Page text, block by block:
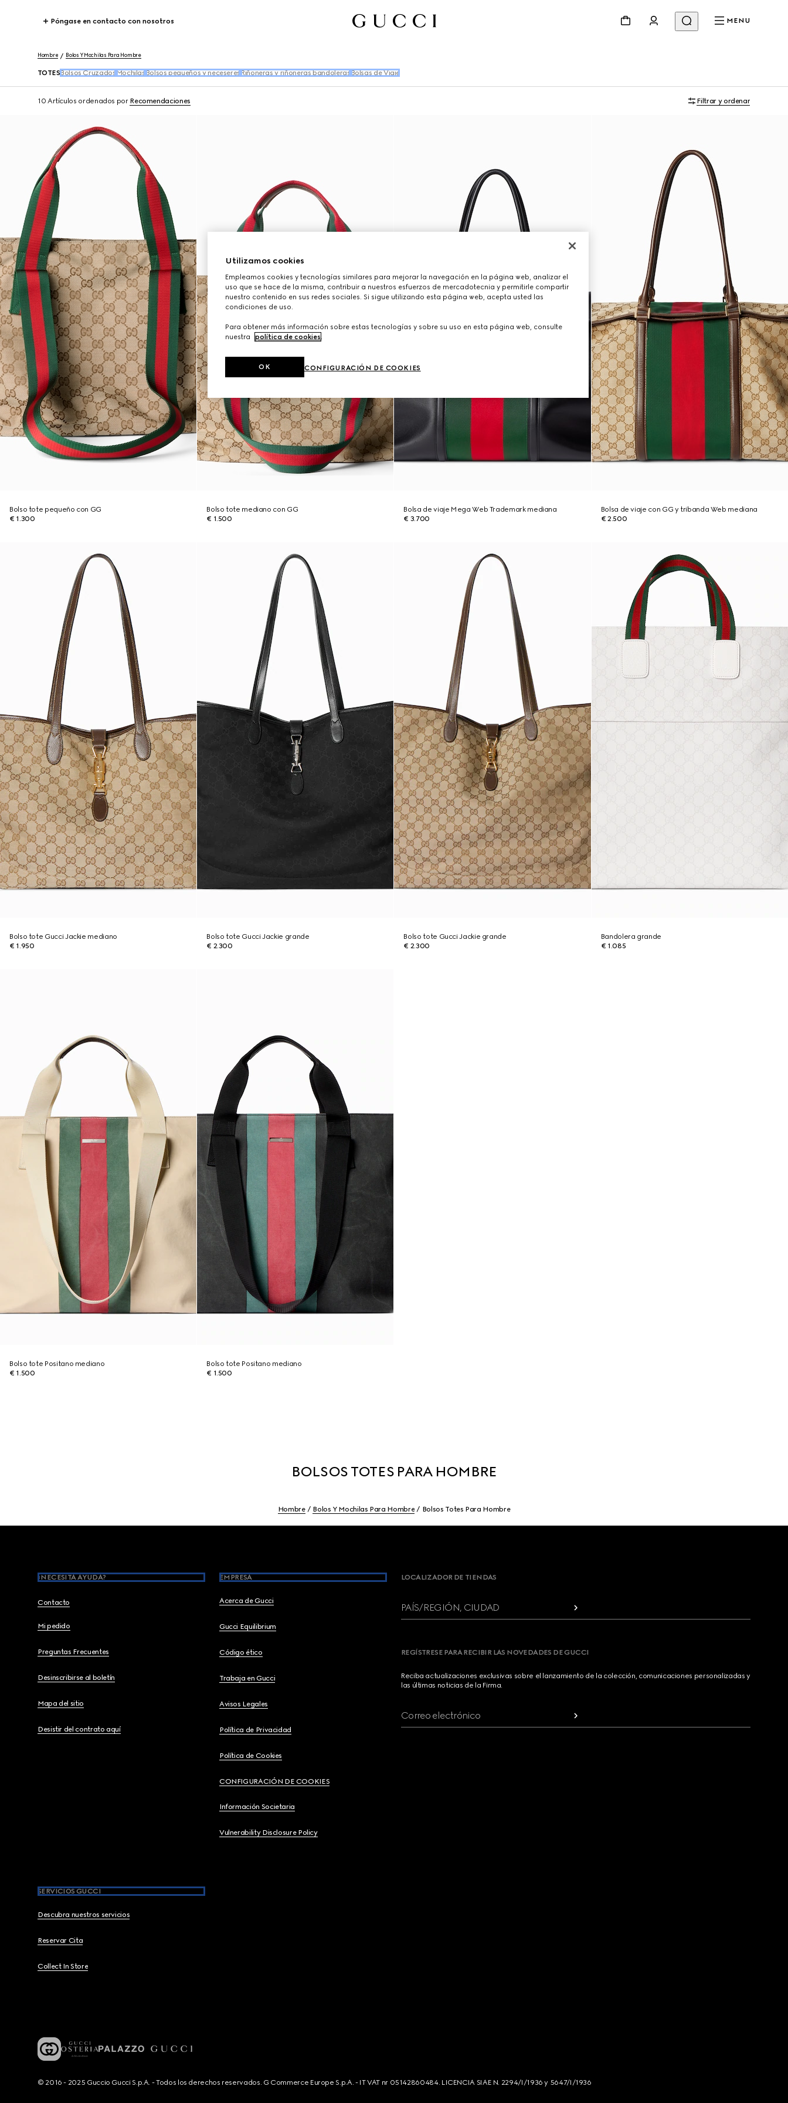
Póngase en contacto con nosotros MENU
Hombre Bolos Y Mochilas Para Hombre
TOTES Bolsos Cruzados Mochilas Bolsos pequeños y neceseres Riñoneras y riñoneras bandoleras Bolsas de Viaje
10 Artículos ordenados por Recomendaciones Filtrar y ordenar
Bolso tote pequeño con GG
€ 1.300
Bolso tote mediano con GG
€ 1.500
Bolsa de viaje Mega Web Trademark mediana
€ 3.700
Bolsa de viaje con GG y tribanda Web mediana
€ 2.500
Bolso tote Gucci Jackie mediano
€ 1.950
Bolso tote Gucci Jackie grande
€ 2.300
Bolso tote Gucci Jackie grande
€ 2.300
Bandolera grande
€ 1.085
Bolso tote Positano mediano
€ 1.500
Bolso tote Positano mediano
€ 1.500
BOLSOS TOTES PARA HOMBRE
Hombre Bolos Y Mochilas Para Hombre Bolsos Totes Para Hombre
¿NECESITA AYUDA?
Contacto
Mi pedido
Preguntas Frecuentes
Desinscribirse al boletín
Mapa del sitio
Desistir del contrato aquí
EMPRESA
Acerca de Gucci
Gucci Equilibrium
Código ético
Trabaja en Gucci
Avisos Legales
Política de Privacidad
Política de Cookies
CONFIGURACIÓN DE COOKIES
Información Societaria
Vulnerability Disclosure Policy
SERVICIOS GUCCI
Descubra nuestros servicios
Reservar Cita
Collect In Store
LOCALIZADOR DE TIENDAS
PAÍS/REGIÓN, CIUDAD
REGÍSTRESE PARA RECIBIR LAS NOVEDADES DE GUCCI
Reciba actualizaciones exclusivas sobre el lanzamiento de la colección, comunicaciones personalizadas y
las últimas noticias de la Firma.
Correo electrónico
© 2016 - 2025 Guccio Gucci S.p.A. - Todos los derechos reservados. G Commerce Europe S.p.A. - IT VAT nr 05142860484. LICENCIA SIAE N. 2294/I/1936 y 5647/I/1936
Utilizamos cookies
Empleamos cookies y tecnologías similares para mejorar la navegación en la página web, analizar el
uso que se hace de la misma, contribuir a nuestros esfuerzos de mercadotecnia y permitirle compartir
nuestro contenido en sus redes sociales. Si sigue utilizando esta página web, acepta usted las
condiciones de uso.
Para obtener más información sobre estas tecnologías y sobre su uso en esta página web, consulte
nuestra
política de cookies
CONFIGURACIÓN DE COOKIES
OK